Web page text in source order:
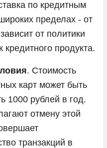
по кредитным
пределах - от
от политики
кредитного продукта.
. Стоимость
карт может быть
1000 рублей в год.
отмену этой
транзакций в